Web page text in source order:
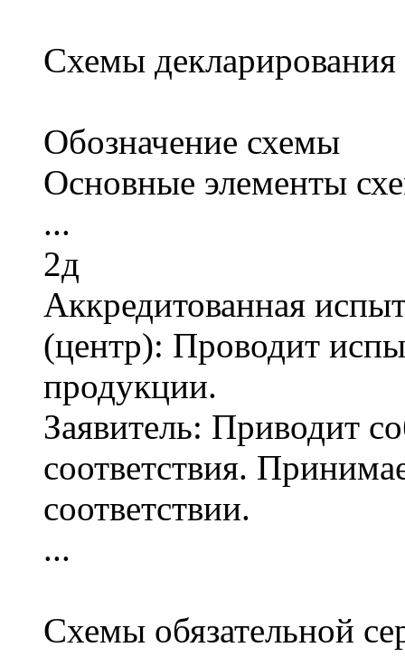
Схемы декларирования
Обозначение схемы
Основные элементы
...
2д
Аккредитованная
(центр): Проводит
продукции.
Заявитель: Приводит
соответствия.
соответствии.
...
Схемы обязательной